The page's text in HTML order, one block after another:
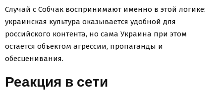
Случай с Собчак воспринимают именно в этой логике:
украинская культура оказывается удобной для
российского контента, но сама Украина при этом
остается объектом агрессии, пропаганды и
обесценивания.
Реакция в сети